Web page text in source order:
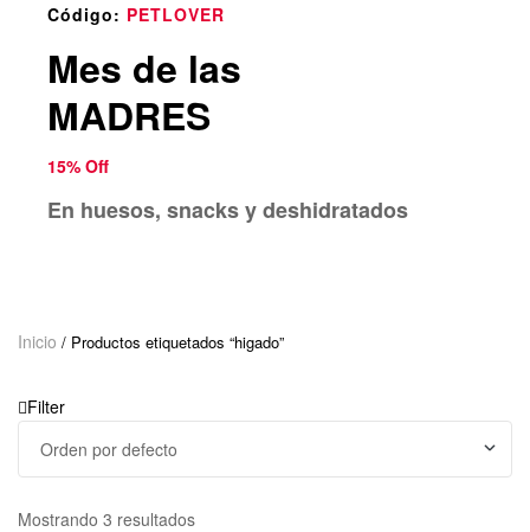
Código: PETLOVER
Mes de las
MADRES
15% Off
En huesos, snacks y deshidratados
Inicio / Productos etiquetados “higado”
Filter
Mostrando 3 resultados